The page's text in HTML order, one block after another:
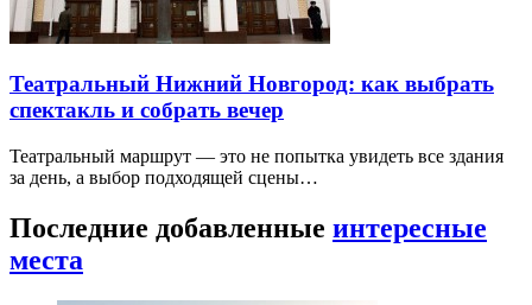
Театральный Нижний Новгород: как выбрать
спектакль и собрать вечер
Театральный маршрут — это не попытка увидеть все здания
за день, а выбор подходящей сцены…
Последние добавленные интересные
места